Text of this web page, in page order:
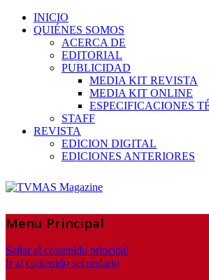
INICIO
QUIÉNES SOMOS
ACERCA DE
EDITORIAL
PUBLICIDAD
MEDIA KIT REVISTA
MEDIA KIT ONLINE
ESPECIFICACIONES
STAFF
REVISTA
EDICION DIGITAL
EDICIONES ANTERIORES
Menu Principal
Saltar al contenido principal
Ir al contenido secundario